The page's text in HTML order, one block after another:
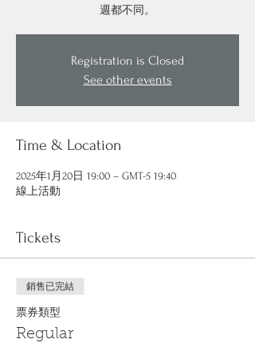
週都不同。
Registration is Closed
See other events
Time & Location
2025年1月20日 19:00 – GMT-5 19:40
線上活動
Tickets
銷售已完結
票券類型
Regular